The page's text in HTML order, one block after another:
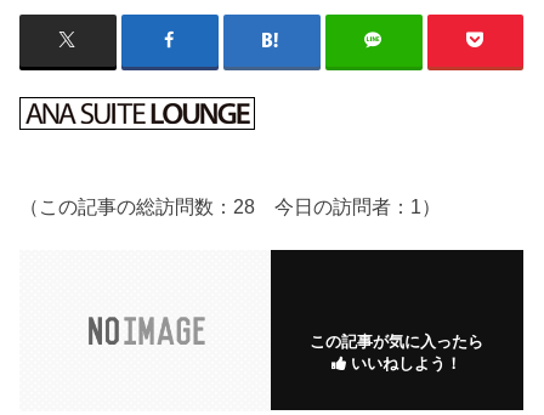
（この記事の総訪問数：28 今日の訪問者：1）
この記事が気に入ったら
いいねしよう！